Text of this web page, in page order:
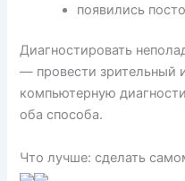
появились
Диагностировать
— провести зрительный
компьютерную
оба способа.
Что лучше: сделать